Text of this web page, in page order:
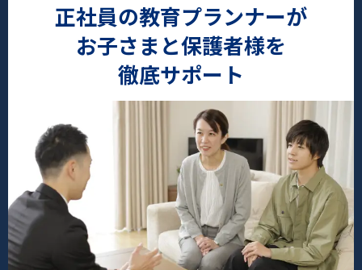
正社員の教育プランナーが
お子さまと保護者様を
徹底サポート